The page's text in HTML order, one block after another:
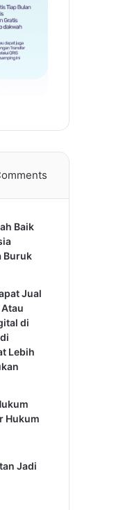
Baik
Buruk
Jual
di
Lebih
Hukum
Jadi